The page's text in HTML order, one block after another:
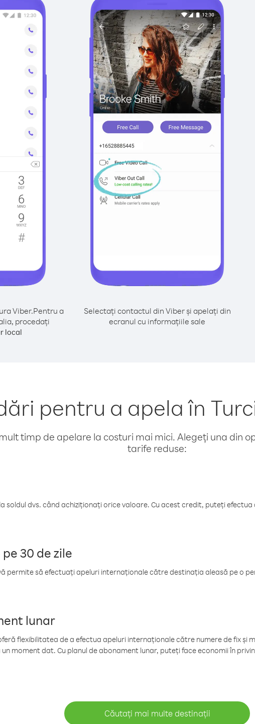
Viber.Pentru a
procedați
local
Selectați contactul din Viber și apelați din
ecranul cu informațiile sale
pentru a apela în
timp de apelare la costuri mai mici. Alegeți una din
tarife reduse:
soldul dvs. când achiziționați orice valoare. Cu acest credit, puteți
30 de zile
permite să efectuați apeluri internaționale către destinația aleasă pe o
lunar
flexibilitatea de a efectua apeluri internaționale către numere de fix și
un moment dat. Cu planul de abonament lunar, puteți face economii în
Căutați mai multe destinații